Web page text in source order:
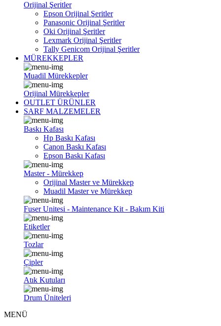
Orijinal Şeritler
Epson Orijinal Şeritler
Panasonic Orijinal Şeritler
Oki Orijinal Şeritler
Lexmark Orijinal Şeritler
Tally Genicom Orijinal Şeritler
MÜREKKEPLER
Muadil Mürekkepler
Orijinal Mürekkepler
OUTLET ÜRÜNLER
SARF MALZEMELER
Baskı Kafası
Hp Baskı Kafası
Canon Baskı Kafası
Epson Baskı Kafası
Master - Mürekkep
Orijinal Master ve Mürekkep
Muadil Master ve Mürekkep
Fuser Unitesi - Maintenance Kit - Bakım Kiti
Etiketler
Tozlar
Çipler
Atık Kutuları
Drum Üniteleri
MENÜ